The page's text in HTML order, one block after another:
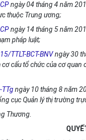
ngày 04 tháng 4 năm
thuộc Trung ương;
ngày 14 tháng 5 năm
pháp luật;
TTLT-BCT-BNVngày 30
cấu tổ chức của cơ
ngày 10 tháng 8 năm
cục Quản lý thị trường
Thương.